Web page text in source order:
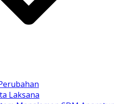
Laksana